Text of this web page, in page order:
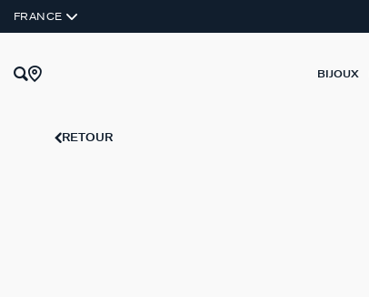
FRANCE
BIJOUX
RETOUR